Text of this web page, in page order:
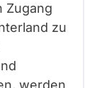
Zugang
zu
werden